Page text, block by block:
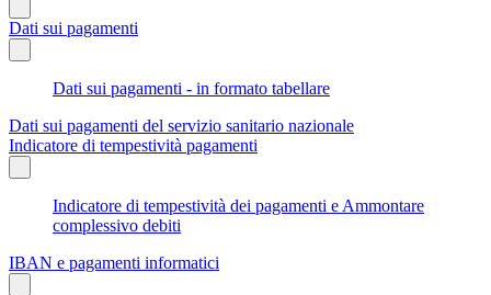
Dati sui pagamenti
Dati sui pagamenti - in formato tabellare
Dati sui pagamenti del servizio sanitario nazionale
Indicatore di tempestività pagamenti
Indicatore di tempestività dei pagamenti e Ammontare
complessivo debiti
IBAN e pagamenti informatici